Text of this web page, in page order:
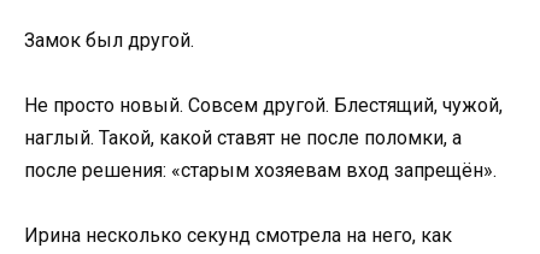
Замок был другой.
Не просто новый. Совсем другой. Блестящий, чужой,
наглый. Такой, какой ставят не после поломки, а
после решения: «старым хозяевам вход запрещён».
Ирина несколько секунд смотрела на него, как